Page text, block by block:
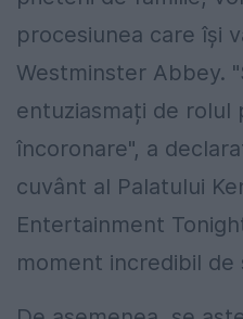
procesiunea care își
Westminster Abbey.
entuziasmați de rolul
încoronare", a
cuvânt al Palatului
Entertainment
moment incredibil de